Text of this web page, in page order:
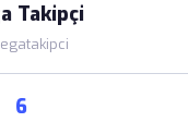
Takipçi
6